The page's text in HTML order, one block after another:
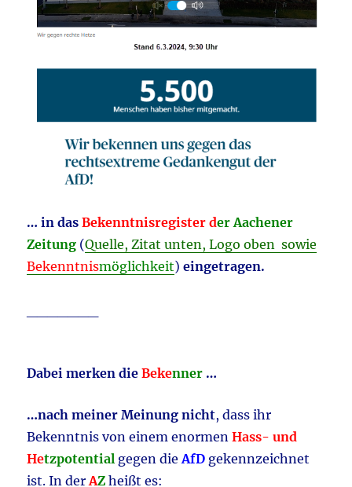
… in dasBekenntnisregister der Aachener
Zeitung (Quelle, Zitat unten, Logo oben sowie
Bekenntnismöglichkeit)eingetragen.
Dabei merken dieBekenner …
…nach meiner Meinung nicht, dass ihr
Bekenntnis von einem enormenHass- und
Hetzpotential gegen dieAfD gekennzeichnet
ist. In derAZ heißt es: